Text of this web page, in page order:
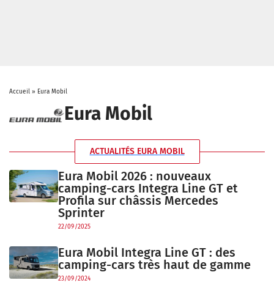
Accueil» Eura Mobil
Eura Mobil
ACTUALITÉS EURA MOBIL
Eura Mobil 2026 : nouveaux
camping-cars Integra Line GT et
Profila sur châssis Mercedes
Sprinter
22/09/2025
Eura Mobil Integra Line GT : des
camping-cars très haut de gamme
23/09/2024